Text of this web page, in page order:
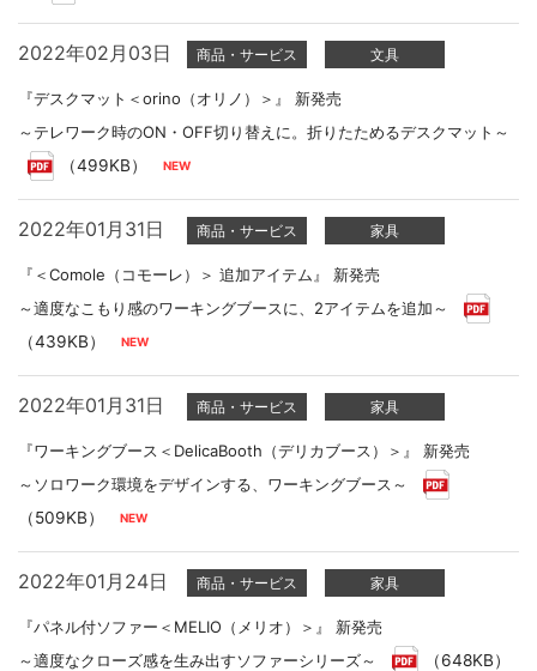
2022年02月03日 商品・サービス 文具
『デスクマット＜orino（オリノ）＞』 新発売
～テレワーク時のON・OFF切り替えに。折りたためるデスクマット～
（499KB）
2022年01月31日 商品・サービス 家具
『＜Comole（コモーレ）＞ 追加アイテム』 新発売
～適度なこもり感のワーキングブースに、2アイテムを追加～
（439KB）
2022年01月31日 商品・サービス 家具
『ワーキングブース＜DelicaBooth（デリカブース）＞』 新発売
～ソロワーク環境をデザインする、ワーキングブース～
（509KB）
2022年01月24日 商品・サービス 家具
『パネル付ソファー＜MELIO（メリオ）＞』 新発売
～適度なクローズ感を生み出すソファーシリーズ～
（648KB）